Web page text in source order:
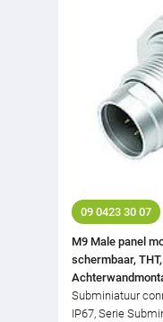
09 0423 30 07
M9 Male panel
schermbaar,
Subminiatuur
IP67, Serie